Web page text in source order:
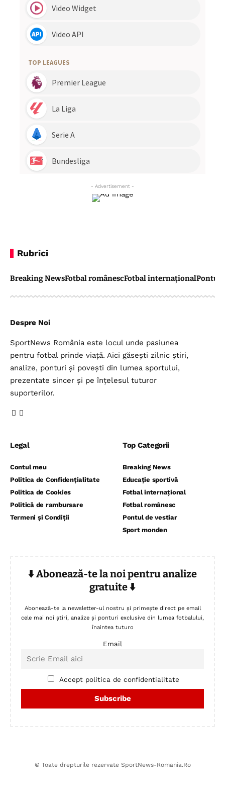
- Advertisement -
Rubrici
Breaking NewsFotbal românescFotbal internaționalPontul
Despre Noi
SportNews România este locul unde pasiunea
pentru fotbal prinde viață. Aici găsești zilnic știri,
analize, ponturi și povești din lumea sportului,
prezentate sincer și pe înțelesul tuturor
suporterilor.
Legal
Contul meu
Politica de Confidențialitate
Politica de Cookies
Politică de rambursare
Termeni și Condiții
Top Categorii
Breaking News
Educație sportivă
Fotbal internațional
Fotbal românesc
Pontul de vestiar
Sport monden
⬇️ Abonează-te la noi pentru analize
gratuite ⬇️
Abonează-te la newsletter-ul nostru și primește direct pe email
cele mai noi știri, analize și ponturi exclusive din lumea fotbalului,
înaintea tuturo
Email
Accept politica de confidentialitate
© Toate drepturile rezervate SportNews-Romania.Ro